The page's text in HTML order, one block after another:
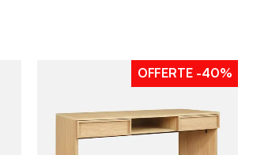
OFFERTE -40%